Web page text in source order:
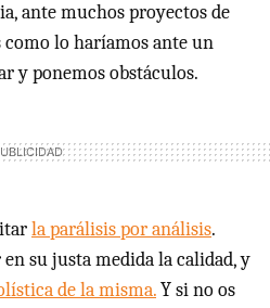
ante muchos proyectos de
lo haríamos ante un
y ponemos obstáculos.
la parálisis por análisis.
su justa medida la calidad, y
de la misma.Y si no os